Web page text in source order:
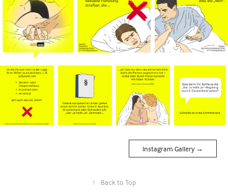
Instagram Gallery →
↑ Back to Top